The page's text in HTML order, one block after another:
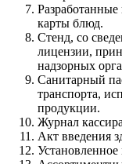
карты блюд.
Стенд, со
лицензии,
надзорных
Санитарный
транспорта,
продукции.
Журнал
Акт введения